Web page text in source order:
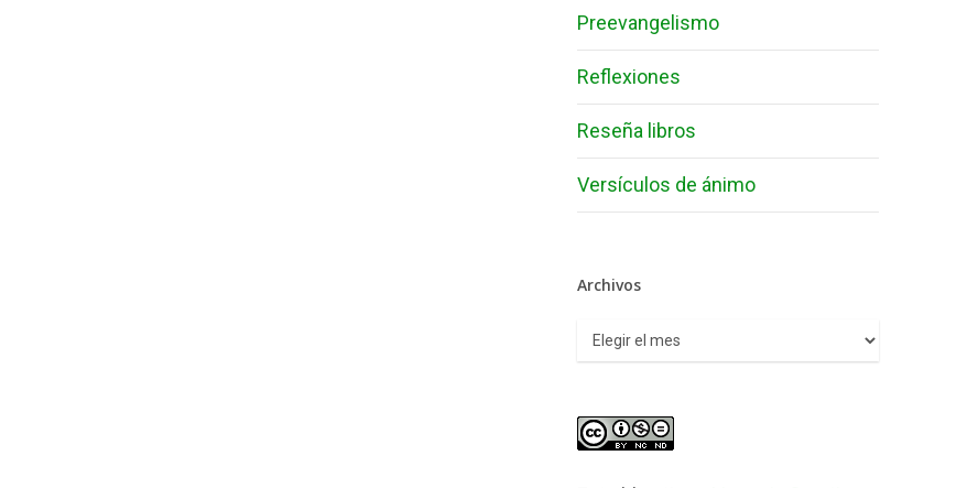
Preevangelismo
Reflexiones
Reseña libros
Versículos de ánimo
Archivos
Archivos